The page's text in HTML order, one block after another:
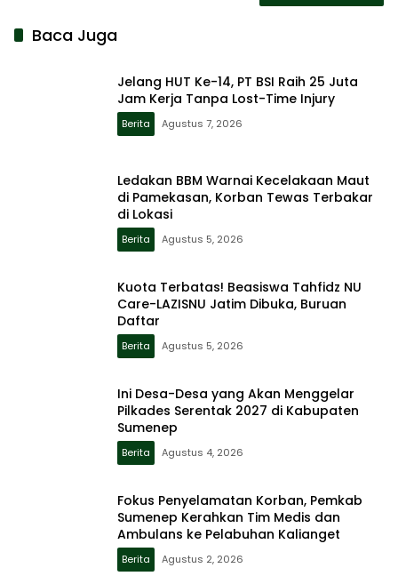
Baca Juga
Jelang HUT Ke-14, PT BSI Raih 25 Juta
Jam Kerja Tanpa Lost-Time Injury
Berita Agustus 7, 2026
Ledakan BBM Warnai Kecelakaan Maut
di Pamekasan, Korban Tewas Terbakar
di Lokasi
Berita Agustus 5, 2026
Kuota Terbatas! Beasiswa Tahfidz NU
Care-LAZISNU Jatim Dibuka, Buruan
Daftar
Berita Agustus 5, 2026
Ini Desa-Desa yang Akan Menggelar
Pilkades Serentak 2027 di Kabupaten
Sumenep
Berita Agustus 4, 2026
Fokus Penyelamatan Korban, Pemkab
Sumenep Kerahkan Tim Medis dan
Ambulans ke Pelabuhan Kalianget
Berita Agustus 2, 2026